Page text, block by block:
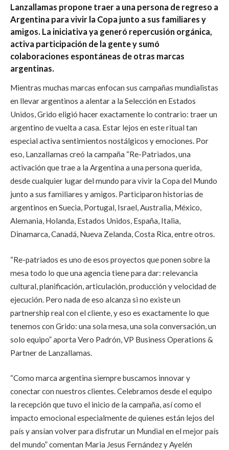
Lanzallamas propone traer a una persona de regreso a
Argentina para vivir la Copa junto a sus familiares y
amigos. La iniciativa ya generó repercusión orgánica,
activa participación de la gente y sumó
colaboraciones espontáneas de otras marcas
argentinas.
Mientras muchas marcas enfocan sus campañas mundialistas
en llevar argentinos a alentar a la Selección en Estados
Unidos, Grido eligió hacer exactamente lo contrario: traer un
argentino de vuelta a casa. Estar lejos en este ritual tan
especial activa sentimientos nostálgicos y emociones. Por
eso, Lanzallamas creó la campaña “Re-Patriados, una
activación que trae a la Argentina a una persona querida,
desde cualquier lugar del mundo para vivir la Copa del Mundo
junto a sus familiares y amigos. Participaron historias de
argentinos en Suecia, Portugal, Israel, Australia, México,
Alemania, Holanda, Estados Unidos, España, Italia,
Dinamarca, Canadá, Nueva Zelanda, Costa Rica, entre otros.
“Re-patriados es uno de esos proyectos que ponen sobre la
mesa todo lo que una agencia tiene para dar: relevancia
cultural, planificación, articulación, producción y velocidad de
ejecución. Pero nada de eso alcanza si no existe un
partnership real con el cliente, y eso es exactamente lo que
tenemos con Grido: una sola mesa, una sola conversación, un
solo equipo” aporta Vero Padrón, VP Business Operations &
Partner de Lanzallamas.
“Como marca argentina siempre buscamos innovar y
conectar con nuestros clientes. Celebramos desde el equipo
la recepción que tuvo el inicio de la campaña, así como el
impacto emocional especialmente de quienes están lejos del
país y ansían volver para disfrutar un Mundial en el mejor país
del mundo” comentan Maria Jesus Fernández y Ayelén